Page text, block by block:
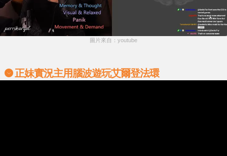
圖片來自：youtube
正妹實況主用腦波遊玩艾爾登法環